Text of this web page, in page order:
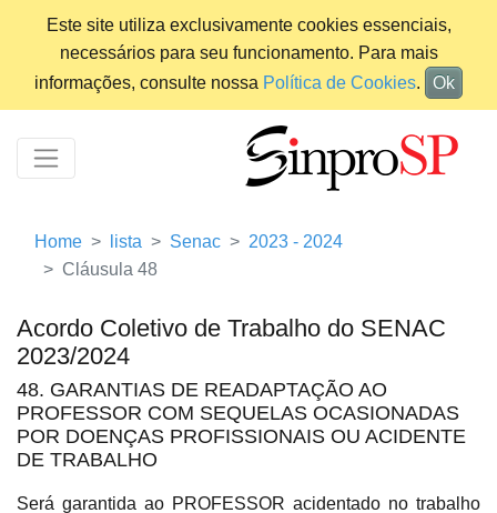
Este site utiliza exclusivamente cookies essenciais,
necessários para seu funcionamento. Para mais
informações, consulte nossa Política de Cookies. Ok
Home lista Senac
2023 - 2024
Cláusula 48
Acordo Coletivo de Trabalho do SENAC
2023/2024
48. GARANTIAS DE READAPTAÇÃO AO
PROFESSOR COM SEQUELAS OCASIONADAS
POR DOENÇAS PROFISSIONAIS OU ACIDENTE
DE TRABALHO
Será garantida ao PROFESSOR acidentado no trabalho